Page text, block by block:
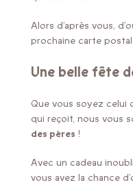
Alors d’après vous,
prochaine carte
Une belle fête
Que vous soyez celui
qui reçoit, nous vous
des pères !
Avec un cadeau
vous avez la chance